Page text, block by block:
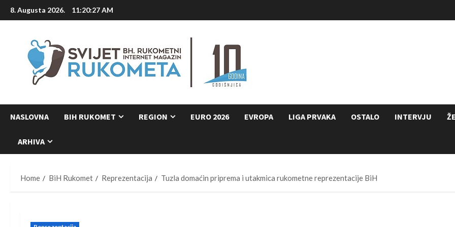
Skip
to
8. Augusta 2026. 11:20:28 AM
NASLOVNA BIH RUKOMET REGION EURO 2026 EVROPA LIGA PRVAKA OSTALO INTERVJU
ARHIVA
Home BiH Rukomet Reprezentacija Tuzla domaćin priprema i utakmica rukometne reprezentacije BiH